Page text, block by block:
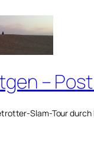
–
Slam-Tour